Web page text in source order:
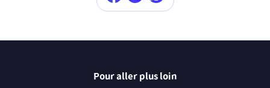
Pour aller plus loin